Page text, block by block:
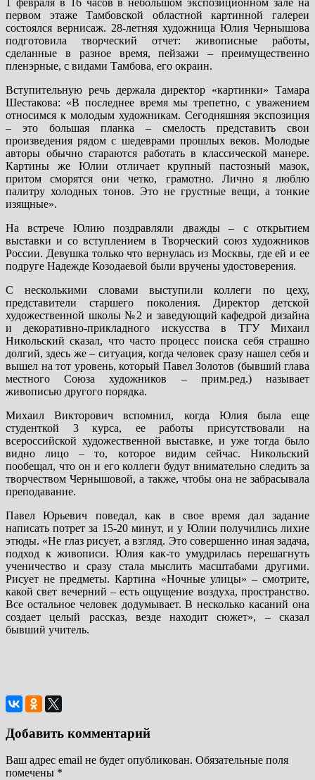
первом этаже Тамбовской областной картинной галереи
состоялся вернисаж. 28-летняя художница Юлия Чернышова
подготовила творческий отчет: живописные работы,
сделанные в разное время, пейзажи – преимущественно
пленэрные, с видами Тамбова, его окраин.
Вступительную речь держала директор «картинки» Тамара
Шестакова: «В последнее время мы трепетно, с уважением
относимся к молодым художникам. Сегодняшняя экспозиция
– это большая планка – смелость представить свои
произведения рядом с шедеврами прошлых веков. Молодые
авторы обычно стараются работать в классической манере.
Картины же Юлии отличает крупный пастозный мазок,
притом сморятся они четко, грамотно. Лично я люблю
палитру холодных тонов. Это не грустные вещи, а тонкие
изящные».
На встрече Юлию поздравляли дважды – с открытием
выставки и со вступлением в Творческий союз художников
России. Девушка только что вернулась из Москвы, где ей и ее
подруге Надежде Козодаевой были вручены удостоверения.
С несколькими словами выступили коллеги по цеху,
представители старшего поколения. Директор детской
художественной школы №2 и заведующий кафедрой дизайна
и декоративно-прикладного искусства в ТГУ Михаил
Никольский сказал, что часто процесс поиска себя страшно
долгий, здесь же – ситуация, когда человек сразу нашел себя и
вышел на тот уровень, который Павел Золотов (бывший глава
местного Союза художников – прим.ред.) называет
живописью другого порядка.
Михаил Викторович вспомнил, когда Юлия была еще
студенткой 3 курса, ее работы присутствовали на
всероссийской художественной выставке, и уже тогда было
видно лицо – то, которое видим сейчас. Никольский
пообещал, что он и его коллеги будут внимательно следить за
творчеством Чернышовой, а также, чтобы она не забрасывала
преподавание.
Павел Юрьевич поведал, как в свое время дал задание
написать потрет за 15-20 минут, и у Юлии получились лихие
этюды. «Не глаз рисует, а взгляд. Это совершенно иная задача,
подход к живописи. Юлия как-то умудрилась перешагнуть
ученичество и сразу стала мыслить масштабами другими.
Рисует не предметы. Картина «Ночные улицы» – смотрите,
какой свет вечерний – есть ощущение воздуха, пространство.
Все остальное человек додумывает. В несколько касаний она
создает целый рассказ, везде находит сюжет», – сказал
бывший учитель.
Добавить комментарий
Ваш адрес email не будет опубликован. Обязательные поля
помечены *